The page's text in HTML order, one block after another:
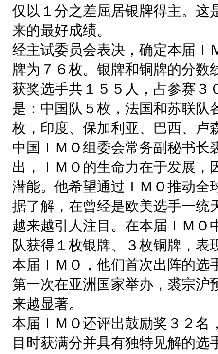
仅以１分之差屈居银牌得主。这
来的最好成绩。
经主试委员会表决，确定本届Ｉ
牌为７６枚。银牌和铜牌的分
获奖选手共１５５人，占参赛３
是：中国队５枚，法国和苏联队
枚，印度、保加利亚、巴西、卢
中国ＩＭＯ组委会常务副秘书长
出，ＩＭＯ的生命力在于发展，
潜能。他希望通过ＩＭＯ推动全
据了解，在曾经是欧美选手一统
越来越引人注目。在本届ＩＭＯ
队获得１枚银牌、３枚铜牌，
本届ＩＭＯ，他们首次出阵的选
第一次在亚洲国家举办，裘宗沪
来越显著。
本届ＩＭＯ还评出鼓励奖３２名
目时获满分并具有独特见解的选